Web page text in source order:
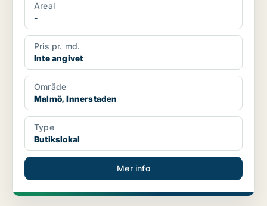
Areal
-
Pris pr. md.
Inte angivet
Område
Malmö, Innerstaden
Type
Butikslokal
Mer info